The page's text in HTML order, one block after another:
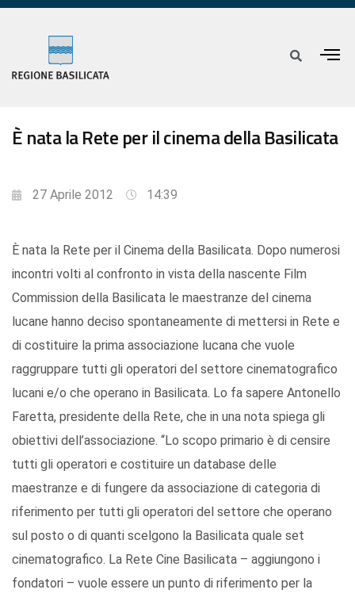
È nata la Rete per il cinema della Basilicata
27 Aprile 2012 14:39
È nata la Rete per il Cinema della Basilicata. Dopo numerosi
incontri volti al confronto in vista della nascente Film
Commission della Basilicata le maestranze del cinema
lucane hanno deciso spontaneamente di mettersi in Rete e
di costituire la prima associazione lucana che vuole
raggruppare tutti gli operatori del settore cinematografico
lucani e/o che operano in Basilicata. Lo fa sapere Antonello
Faretta, presidente della Rete, che in una nota spiega gli
obiettivi dell’associazione. “Lo scopo primario è di censire
tutti gli operatori e costituire un database delle
maestranze e di fungere da associazione di categoria di
riferimento per tutti gli operatori del settore che operano
sul posto o di quanti scelgono la Basilicata quale set
cinematografico. La Rete Cine Basilicata – aggiungono i
fondatori – vuole essere un punto di riferimento per la